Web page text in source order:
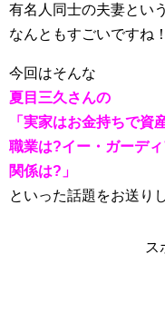
有名人同士の夫妻とい
なんともすごいですね！
今回はそんな
夏目三久さんの
「実家はお金持ちで
職業は?イー・ガーデ
関係は?」
といった話題をお送り
ス